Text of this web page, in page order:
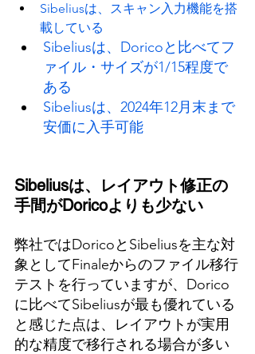
Sibeliusは、スキャン入力機能を搭
載している
Sibeliusは、Doricoと比べてフ
ァイル・サイズが1/15程度で
ある
Sibeliusは、2024年12月末まで
安価に入手可能
Sibeliusは、レイアウト修正の
手間がDoricoよりも少ない
弊社ではDoricoとSibeliusを主な対
象としてFinaleからのファイル移行
テストを行っていますが、Dorico
に比べてSibeliusが最も優れている
と感じた点は、レイアウトが実用
的な精度で移行される場合が多い